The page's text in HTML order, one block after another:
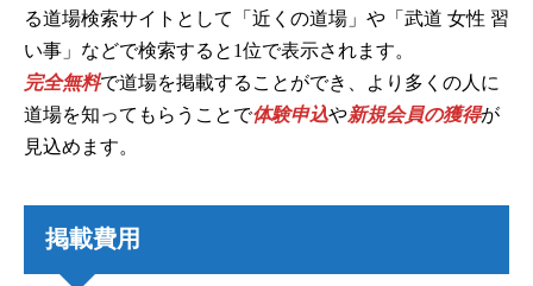
る道場検索サイトとして「近くの道場」や「武道 女性 習
い事」などで検索すると1位で表示されます。
完全無料で道場を掲載することができ、より多くの人に
道場を知ってもらうことで体験申込や新規会員の獲得が
見込めます。
掲載費用